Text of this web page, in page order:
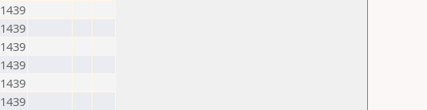
1439
1439
1439
1439
1439
1439